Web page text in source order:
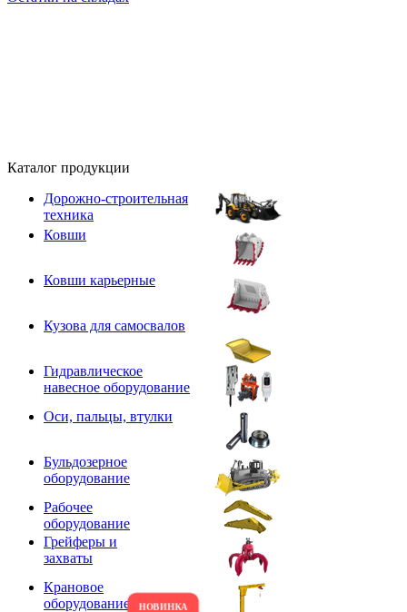
Каталог продукции
Дорожно-строительная
техника
Ковши
Ковши карьерные
Кузова для самосвалов
Гидравлическое
навесное оборудование
Оси, пальцы, втулки
Бульдозерное
оборудование
Рабочее
оборудование
Грейферы и
захваты
Крановое
оборудование